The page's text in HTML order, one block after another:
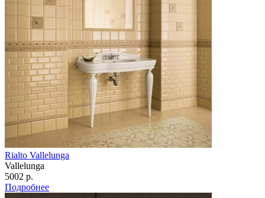
Rialto Vallelunga
Vallelunga
5002 р.
Подробнее